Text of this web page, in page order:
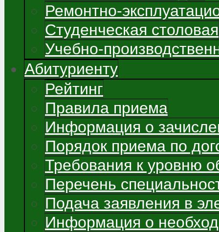
Ремонтно-
Студенческая столовая
Учебно-
Абитуриенту
Рейтинг
Правила приема
Информация о
Порядок приема по
Требования к уровню
Перечень
Подача заявления в
Информация о